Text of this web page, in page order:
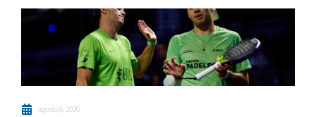
agosto 8, 2026